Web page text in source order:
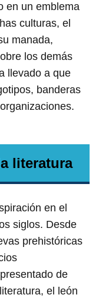
en un emblema
culturas, el
manada,
los demás
llevado a que
banderas
literatura
en el
siglos. Desde
prehistóricas
de
el león